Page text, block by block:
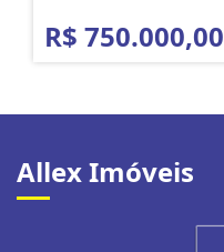
R$ 750.000,00
Allex Imóveis